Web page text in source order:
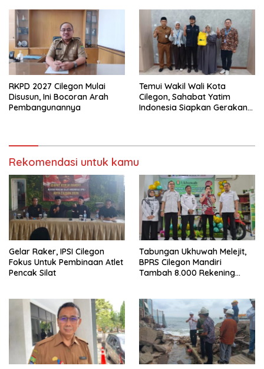
RKPD 2027 Cilegon Mulai
Disusun, Ini Bocoran Arah
Pembangunannya
Temui Wakil Wali Kota
Cilegon, Sahabat Yatim
Indonesia Siapkan Gerakan
Rekomendasi untuk kamu
Gelar Raker, IPSI Cilegon
Fokus Untuk Pembinaan Atlet
Pencak Silat
Tabungan Ukhuwah Melejit,
BPRS Cilegon Mandiri
Tambah 8.000 Rekening